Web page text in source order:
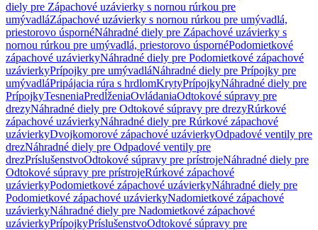
diely pre Zápachové uzávierky s nornou rúrkou pre
umývadláZápachové uzávierky s nornou rúrkou pre umývadlá,
priestorovo úspornéNáhradné diely pre Zápachové uzávierky s
nornou rúrkou pre umývadlá, priestorovo úspornéPodomietkové
zápachové uzávierkyNáhradné diely pre Podomietkové zápachové
uzávierkyPrípojky pre umývadláNáhradné diely pre Prípojky pre
umývadláPripájacia rúra s hrdlomKrytyPrípojkyNáhradné diely pre
PrípojkyTesneniaPredĺženiaOvládaniaOdtokové súpravy pre
drezyNáhradné diely pre Odtokové súpravy pre drezyRúrkové
zápachové uzávierkyNáhradné diely pre Rúrkové zápachové
uzávierkyDvojkomorové zápachové uzávierkyOdpadové ventily pre
drezNáhradné diely pre Odpadové ventily pre
drezPríslušenstvoOdtokové súpravy pre prístrojeNáhradné diely pre
Odtokové súpravy pre prístrojeRúrkové zápachové
uzávierkyPodomietkové zápachové uzávierkyNáhradné diely pre
Podomietkové zápachové uzávierkyNadomietkové zápachové
uzávierkyNáhradné diely pre Nadomietkové zápachové
uzávierkyPrípojkyPríslušenstvoOdtokové súpravy pre